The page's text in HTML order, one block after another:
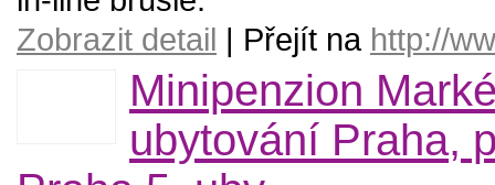
Zobrazit detail | Přejít na http://
Minipenzion
ubytování Praha,